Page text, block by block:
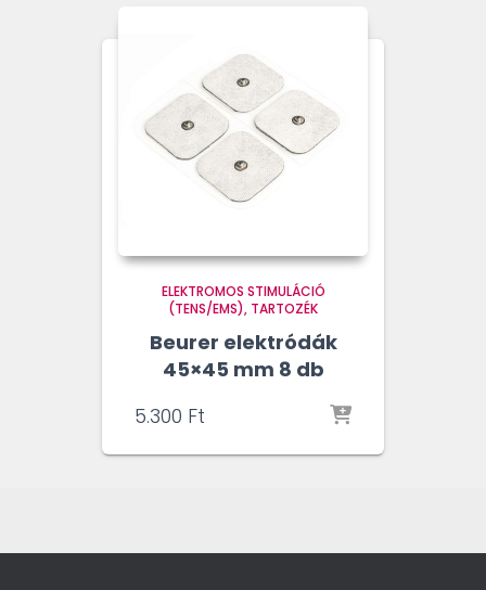
ELEKTROMOS STIMULÁCIÓ
(TENS/EMS) TARTOZÉK
Beurer elektródák
45×45 mm 8 db
5.300 Ft